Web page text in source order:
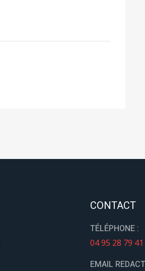
CONTACT
TÉLÉPHONE :
04 95 28 79 41
EMAIL